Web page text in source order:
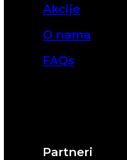
Partneri
Akcije
O nama
FAQs